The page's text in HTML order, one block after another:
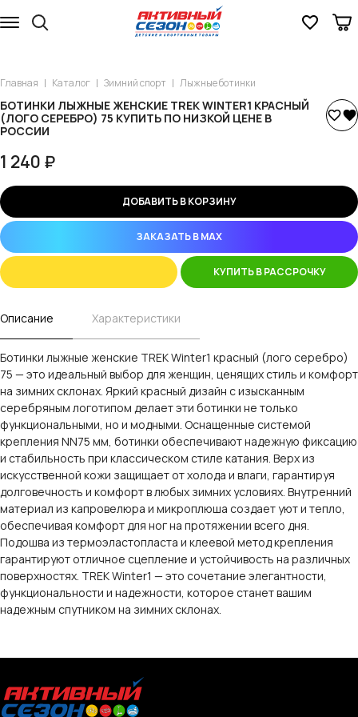
Главная Каталог Зимний спорт Лыжные ботинки
БОТИНКИ ЛЫЖНЫЕ ЖЕНСКИЕ TREK WINTER1 КРАСНЫЙ
(ЛОГО СЕРЕБРО) 75 КУПИТЬ ПО НИЗКОЙ ЦЕНЕ В
РОССИИ
1 240 ₽
ДОБАВИТЬ В КОРЗИНУ
ЗАКАЗАТЬ В MAX
КУПИТЬ В РАССРОЧКУ
Описание Характеристики
Ботинки лыжные женские TREK Winter1 красный (лого серебро)
75 — это идеальный выбор для женщин, ценящих стиль и комфорт
на зимних склонах. Яркий красный дизайн с изысканным
серебряным логотипом делает эти ботинки не только
функциональными, но и модными. Оснащенные системой
крепления NN75 мм, ботинки обеспечивают надежную фиксацию
и стабильность при классическом стиле катания. Верх из
искусственной кожи защищает от холода и влаги, гарантируя
долговечность и комфорт в любых зимних условиях. Внутренний
материал из капровелюра и микроплюша создает уют и тепло,
обеспечивая комфорт для ног на протяжении всего дня.
Подошва из термоэластопласта и клеевой метод крепления
гарантируют отличное сцепление и устойчивость на различных
поверхностях. TREK Winter1 — это сочетание элегантности,
функциональности и надежности, которое станет вашим
надежным спутником на зимних склонах.